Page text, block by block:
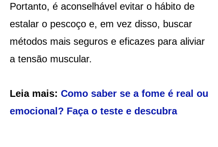
Portanto, é aconselhável evitar o hábito de
estalar o pescoço e, em vez disso, buscar
métodos mais seguros e eficazes para aliviar
a tensão muscular.
Leia mais: Como saber se a fome é real ou
emocional? Faça o teste e descubra